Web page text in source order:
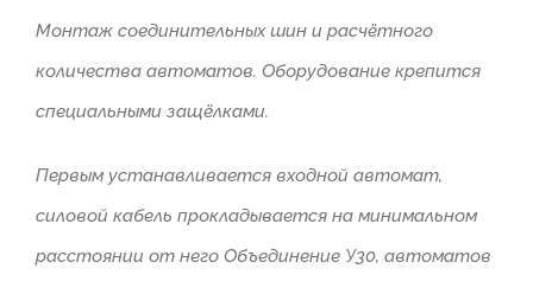
Монтаж соединительных шин и расчётного
количества автоматов. Оборудование крепится
специальными защёлками.
Первым устанавливается входной автомат,
силовой кабель прокладывается на минимальном
расстоянии от него Объединение У30, автоматов